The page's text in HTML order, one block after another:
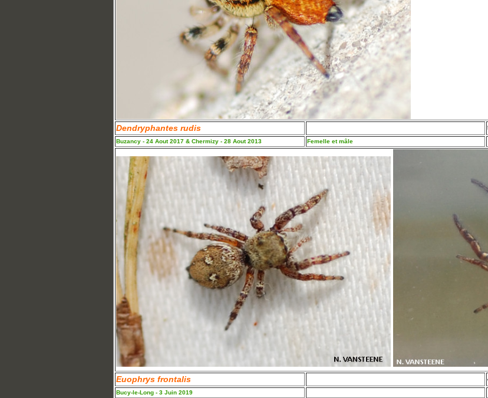
Dendryphantes rudis
Buzancy - 24 Aout 2017 & Chermizy - 28 Aout 2013 Femelle et mâle
Euophrys frontalis
Bucy-le-Long - 3 Juin 2019